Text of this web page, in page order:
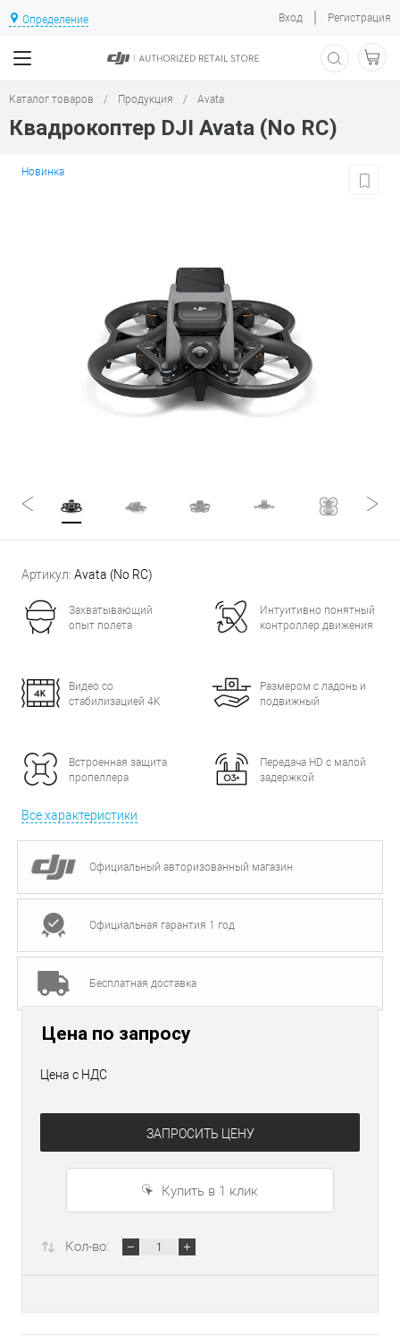
Определение Вход | Регистрация
Каталог товаров / Продукция / Avata
Квадрокоптер DJI Avata (No RC)
Новинка
Артикул: Avata (No RC)
Захватывающий
опыт полета
Интуитивно понятный
контроллер движения
Видео со
стабилизацией 4K
Размером с ладонь и
подвижный
Встроенная защита
пропеллера
Передача HD с малой
задержкой
Все характеристики
Официальный авторизованный магазин
Официальная гарантия 1 год
Бесплатная доставка
Цена по запросу
Цена с НДС
ЗАПРОСИТЬ ЦЕНУ
Купить в 1 клик
Кол-во: